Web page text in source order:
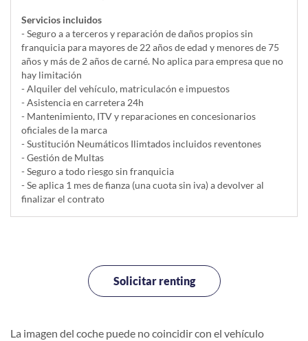
Servicios incluidos
- Seguro a a terceros y reparación de daños propios sin
franquicia para mayores de 22 años de edad y menores de 75
años y más de 2 años de carné. No aplica para empresa que no
hay limitación
- Alquiler del vehí­culo, matriculacón e impuestos
- Asistencia en carretera 24h
- Mantenimiento, ITV y reparaciones en concesionarios
oficiales de la marca
- Sustitución Neumáticos Ilimtados incluidos reventones
- Gestión de Multas
- Seguro a todo riesgo sin franquicia
- Se aplica 1 mes de fianza (una cuota sin iva) a devolver al
finalizar el contrato
Solicitar renting
La imagen del coche puede no coincidir con el vehículo